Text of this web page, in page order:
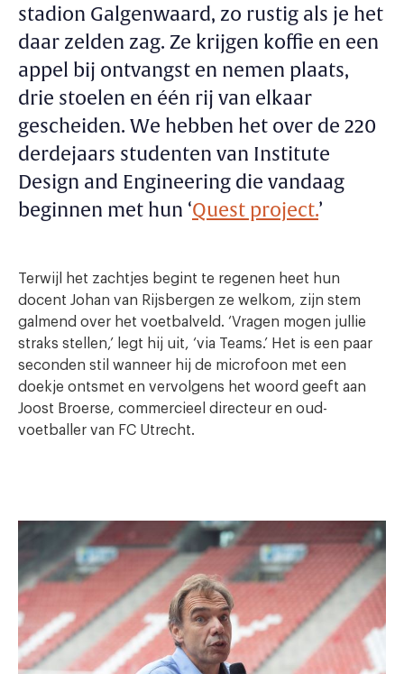
stadion Galgenwaard, zo rustig als je het
daar zelden zag. Ze krijgen koffie en een
appel bij ontvangst en nemen plaats,
drie stoelen en één rij van elkaar
gescheiden. We hebben het over de 220
derdejaars studenten van Institute
Design and Engineering die vandaag
beginnen met hun ‘Quest project.’
Terwijl het zachtjes begint te regenen heet hun
docent Johan van Rijsbergen ze welkom, zijn stem
galmend over het voetbalveld. ‘Vragen mogen jullie
straks stellen,’ legt hij uit, ‘via Teams.’ Het is een paar
seconden stil wanneer hij de microfoon met een
doekje ontsmet en vervolgens het woord geeft aan
Joost Broerse, commercieel directeur en oud-
voetballer van FC Utrecht.